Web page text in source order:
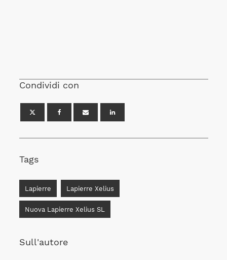
Condividi con
Tags
Lapierre Lapierre Xelius
Nuova Lapierre Xelius SL
Sull'autore